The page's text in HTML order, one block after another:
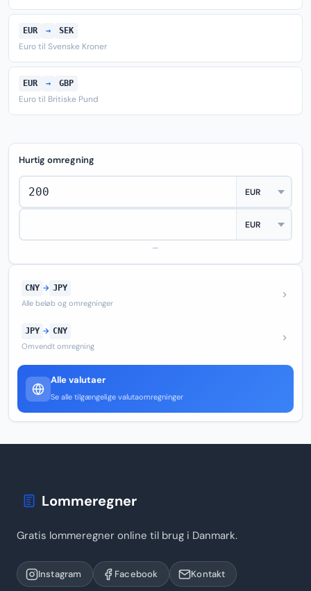
EUR → SEK
Euro til Svenske Kroner
EUR → GBP
Euro til Britiske Pund
Hurtig omregning
—
CNY → JPY
Alle beløb og omregninger
JPY → CNY
Omvendt omregning
Alle valutaer
Se alle tilgængelige valutaomregninger
Lommeregner
Gratis lommeregner online til brug i Danmark.
Instagram Facebook Kontakt